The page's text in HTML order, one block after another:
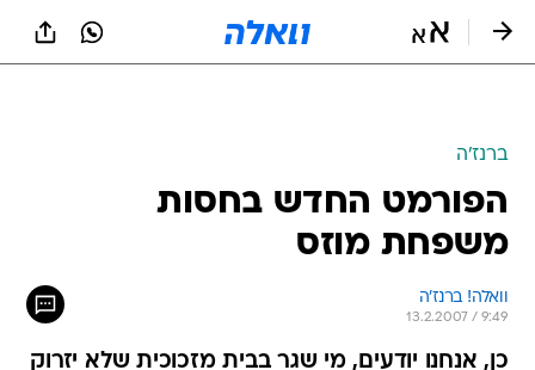
ברנז'ה
הפורמט החדש בחסות
משפחת מוזס
וואלה! ברנז'ה
13.2.2007 / 9:49
כן, אנחנו יודעים, מי שגר בבית מזכוכית שלא יזרוק